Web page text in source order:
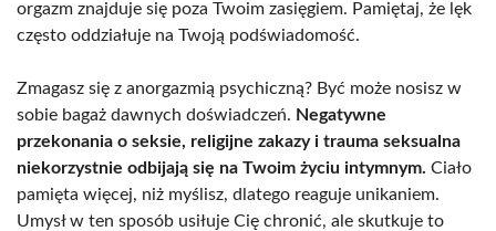
orgazm znajduje się poza Twoim zasięgiem. Pamiętaj, że lęk
często oddziałuje na Twoją podświadomość.
Zmagasz się z anorgazmią psychiczną? Być może nosisz w
sobie bagaż dawnych doświadczeń. Negatywne
przekonania o seksie, religijne zakazy i trauma seksualna
niekorzystnie odbijają się na Twoim życiu intymnym. Ciało
pamięta więcej, niż myślisz, dlatego reaguje unikaniem.
Umysł w ten sposób usiłuje Cię chronić, ale skutkuje to